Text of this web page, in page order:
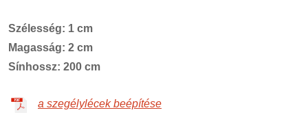
Szélesség: 1 cm
Magasság: 2 cm
Sínhossz: 200 cm
a szegélylécek beépítése